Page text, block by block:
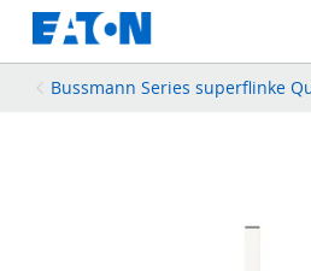
Bussmann Series superflinke